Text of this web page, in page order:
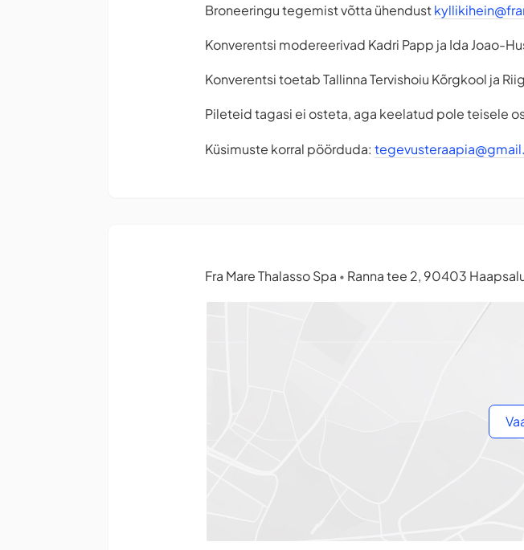
Broneeringu tegemist võtta ühendust
Konverentsi modereerivad Kadri Papp ja Ida Joao-
Konverentsi toetab Tallinna Tervishoiu Kõrgkool ja
Pileteid tagasi ei osteta, aga keelatud pole teisele
Küsimuste korral pöörduda:
Fra Mare Thalasso Spa • Ranna tee 2, 90403